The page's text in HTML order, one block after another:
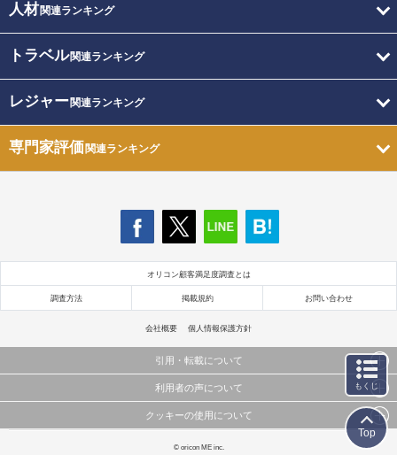
人材関連ランキング
トラベル関連ランキング
レジャー関連ランキング
専門家評価関連ランキング
オリコン顧客満足度調査とは
調査方法 掲載規約 お問い合わせ
会社概要 個人情報保護方針
引用・転載について
当サイトで公開されている情報（文字、写真、イラスト、画像データ等）及びこれらの配置・
これらの情報を権利者の許可なく無断転載・複製などの二次利用を行うことは固く禁じており
利用者の声について
当サイトに掲載している内容はすべてサービスの利用者が提出された見解・感想です。
弊社の見解・ 意見ではないことをご理解いただいた上でご覧ください。
クッキーの使用について
このサイトでは Cookie を使用して、ユーザーに合わせたコンテンツや広告の表示、ソーシャル
© oricon ME inc.
もくじ
Top